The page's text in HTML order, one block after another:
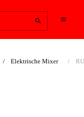
Elektrische Mixer
CAS